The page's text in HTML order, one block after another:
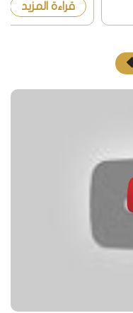
هواء عليل وهدوء
قراءة المزيد